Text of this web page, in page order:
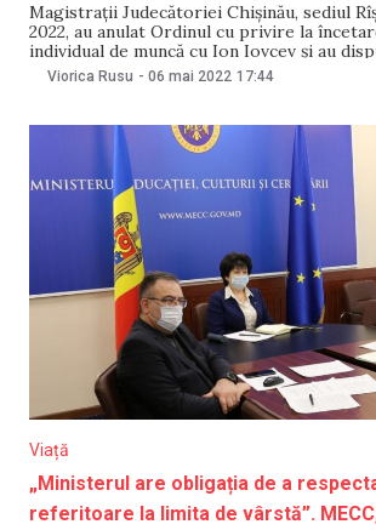
Magistrații Judecătoriei Chișinău, sediul
2022, au anulat Ordinul cu privire la
individual de muncă cu Ion Iovcev și au
funcția de director interimar al Liceului
Viorica Rusu - 06 mai 2022 17:44
Viață
„Ministerul are obligația de a
referitoare la limita de vârstă”.